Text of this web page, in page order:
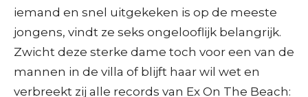
iemand en snel uitgekeken is op de meeste
jongens, vindt ze seks ongelooflijk belangrijk.
Zwicht deze sterke dame toch voor een van de
mannen in de villa of blijft haar wil wet en
verbreekt zij alle records van Ex On The Beach: